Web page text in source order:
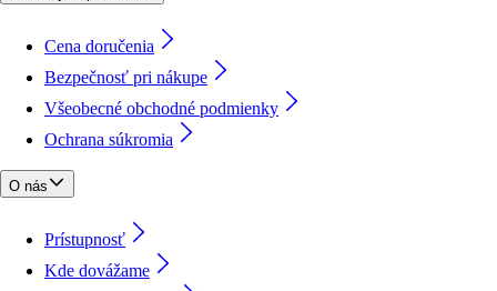
Cena doručenia
Bezpečnosť pri nákupe
Všeobecné obchodné podmienky
Ochrana súkromia
O nás
Prístupnosť
Kde dovážame